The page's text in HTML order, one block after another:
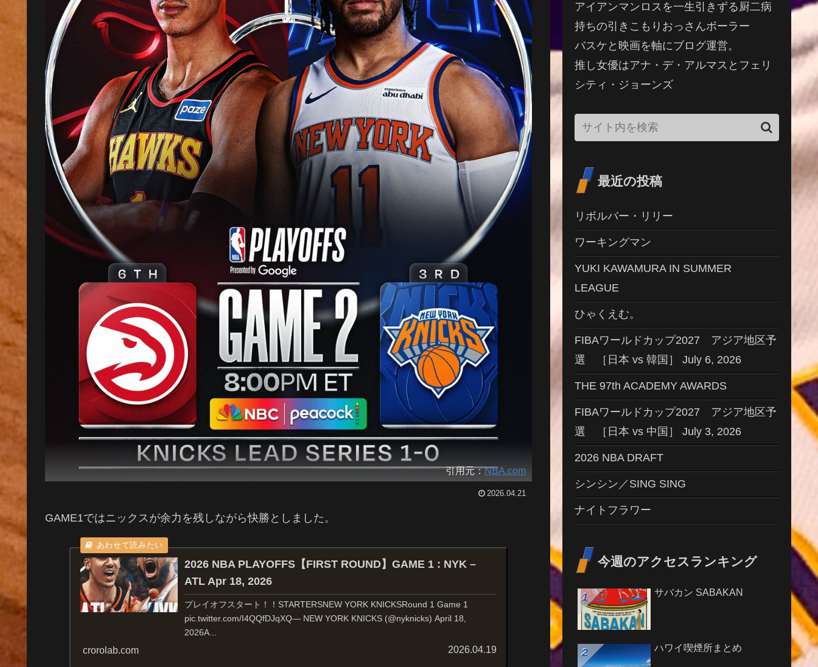
引用元：NBA.com
2026.04.21
GAME1ではニックスが余力を残しながら快勝としました。
2026 NBA PLAYOFFS【FIRST ROUND】GAME 1 : NYK –
ATL Apr 18, 2026
プレイオフスタート！！STARTERSNEW YORK KNICKSRound 1 Game 1
pic.twitter.com/I4QQfDJqXQ— NEW YORK KNICKS (@nyknicks) April 18,
2026A...
crorolab.com 2026.04.19
アイアンマンロスを一生引きずる厨二病
持ちの引きこもりおっさんボーラー
バスケと映画を軸にブログ運営。
推し女優はアナ・デ・アルマスとフェリ
シティ・ジョーンズ
最近の投稿
リボルバー・リリー
ワーキングマン
YUKI KAWAMURA IN SUMMER
LEAGUE
ひゃくえむ。
FIBAワールドカップ2027 アジア地区予
選 ［日本 vs 韓国］ July 6, 2026
THE 97th ACADEMY AWARDS
FIBAワールドカップ2027 アジア地区予
選 ［日本 vs 中国］ July 3, 2026
2026 NBA DRAFT
シンシン／SING SING
ナイトフラワー
今週のアクセスランキング
サバカン SABAKAN
ハワイ喫煙所まとめ